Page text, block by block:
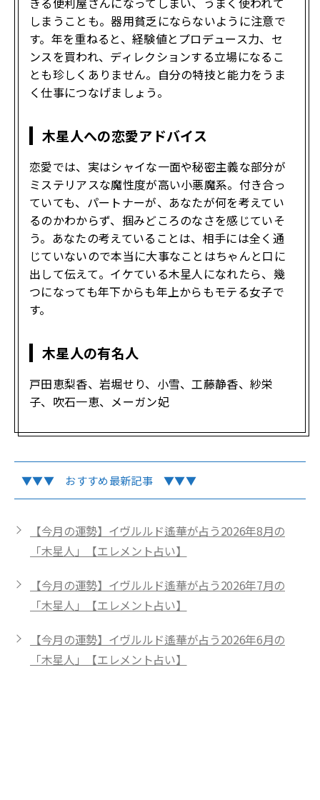
しまうことも。器用貧乏にならないように注意で
す。年を重ねると、経験値とプロデュース力、セ
ンスを買われ、ディレクションする立場になるこ
とも珍しくありません。自分の特技と能力をうま
く仕事につなげましょう。
木星人への恋愛アドバイス
恋愛では、実はシャイな一面や秘密主義な部分が
ミステリアスな魔性度が高い小悪魔系。付き合っ
ていても、パートナーが、あなたが何を考えてい
るのかわからず、掴みどころのなさを感じていそ
う。あなたの考えていることは、相手には全く通
じていないので本当に大事なことはちゃんと口に
出して伝えて。イケている木星人になれたら、幾
つになっても年下からも年上からもモテる女子で
す。
木星人の有名人
戸田恵梨香、岩堀せり、小雪、工藤静香、紗栄
子、吹石一恵、メーガン妃
▼▼▼ おすすめ最新記事 ▼▼▼
【今月の運勢】イヴルルド遙華が占う2026年8月の
「木星人」【エレメント占い】
【今月の運勢】イヴルルド遙華が占う2026年7月の
「木星人」【エレメント占い】
【今月の運勢】イヴルルド遙華が占う2026年6月の
「木星人」【エレメント占い】